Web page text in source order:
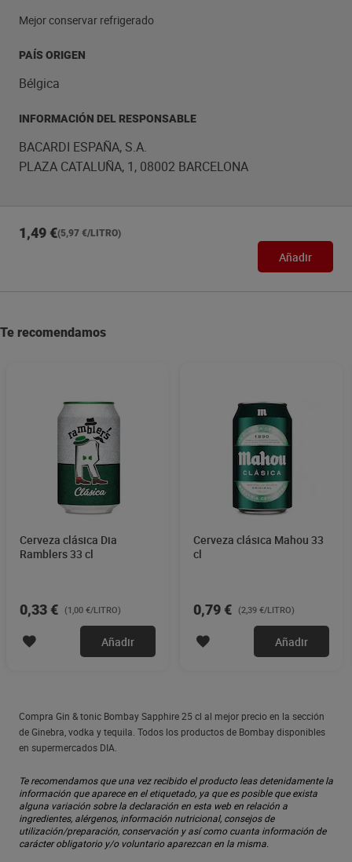
Mejor conservar refrigerado
PAÍS ORIGEN
Bélgica
INFORMACIÓN DEL RESPONSABLE
BACARDI ESPAÑA, S.A.
PLAZA CATALUÑA, 1, 08002 BARCELONA
1,49 €(5,97 €/LITRO)
Añadir
Te recomendamos
Cerveza clásica Dia
Ramblers 33 cl
0,33 € (1,00 €/LITRO)
Añadir
Cerveza clásica Mahou 33
cl
0,79 € (2,39 €/LITRO)
Añadir
Compra Gin & tonic Bombay Sapphire 25 cl al mejor precio en la sección
de Ginebra, vodka y tequila. Todos los productos de Bombay disponibles
en supermercados DIA.
Te recomendamos que una vez recibido el producto leas detenidamente la
información que aparece en el etiquetado, ya que es posible que exista
alguna variación sobre la declaración en esta web en relación a
ingredientes, alérgenos, información nutricional, consejos de
utilización/preparación, conservación y así como cuanta información de
carácter obligatorio y/o voluntario aparezcan en la misma.